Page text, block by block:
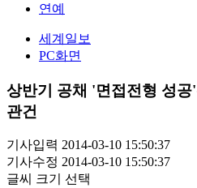
연예
세계일보
PC화면
상반기 공채 '면접전형 성
관건
기사입력 2014-03-10 15:50:37
기사수정 2014-03-10 15:50:37
글씨 크기 선택